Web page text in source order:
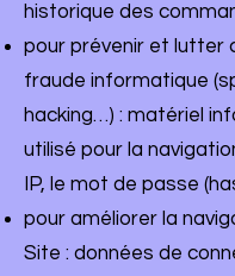
historique des
pour prévenir et lutter
fraude informatique
hacking…) : matériel
utilisé pour la
IP, le mot de passe
pour améliorer la
Site : données de